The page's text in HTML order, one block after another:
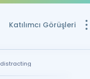
Katılımcı Görüşleri
Ücretsiz
distracting